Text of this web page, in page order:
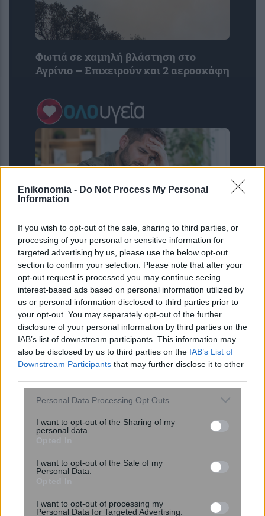
Enikonomia - Do Not Process My Personal
Information
If you wish to opt-out of the sale, sharing to third parties, or
processing of your personal or sensitive information for
targeted advertising by us, please use the below opt-out
section to confirm your selection. Please note that after your
opt-out request is processed you may continue seeing
interest-based ads based on personal information utilized by
us or personal information disclosed to third parties prior to
your opt-out. You may separately opt-out of the further
disclosure of your personal information by third parties on the
IAB’s list of downstream participants. This information may
also be disclosed by us to third parties on the IAB’s List of
Downstream Participants that may further disclose it to other
Please note that this website/app uses one or more Google
not limited to your visit or usage behaviour. You may click to
grant or deny consent to Google and its third-party tags to
consent section.
Personal Data Processing Opt Outs
I want to opt-out of the Sharing of my
personal data.
I want to opt-out of the Sale of my
Personal Data.
I want to opt-out of processing my
Personal Data for Targeted Advertising.
Φωτιά σε χαμηλή βλάστηση στο
Αγρίνιο – Επιχειρούν και 2 αεροσκάφη
Πονοκέφαλος: Νευρολόγος
προειδοποιεί για ένα συγκεκριμένο
αντικείμενο στο σπίτι που τον
προκαλεί
Ενίσχυση του ΕΚΑΒ και αναβάθμιση
Καρδίτσα